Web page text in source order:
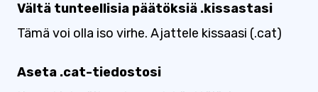
Vältä tunteellisia päätöksiä .kissastasi
Tämä voi olla iso virhe. Ajattele kissaasi (.cat)
Aseta .cat-tiedostosi